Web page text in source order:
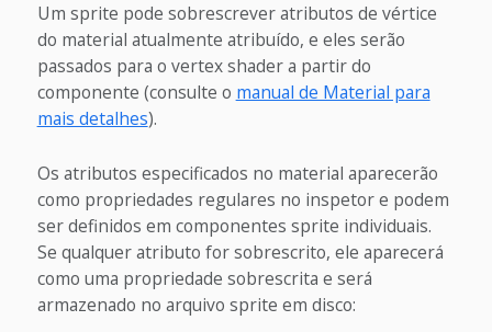
Um sprite pode sobrescrever atributos de vértice
do material atualmente atribuído, e eles serão
passados para o vertex shader a partir do
componente (consulte o manual de Material para
mais detalhes).
Os atributos especificados no material aparecerão
como propriedades regulares no inspetor e podem
ser definidos em componentes sprite individuais.
Se qualquer atributo for sobrescrito, ele aparecerá
como uma propriedade sobrescrita e será
armazenado no arquivo sprite em disco: